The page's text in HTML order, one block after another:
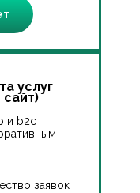
услуг
и b2c
заявок